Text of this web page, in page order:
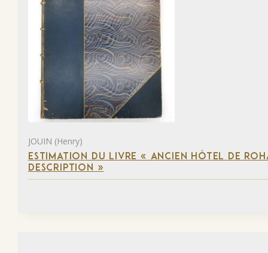
JOUIN (Henry)
ESTIMATION DU LIVRE « ANCIEN HÔTEL DE
DESCRIPTION »